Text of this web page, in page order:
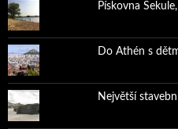
Pískovna
Do Athén s
Největší